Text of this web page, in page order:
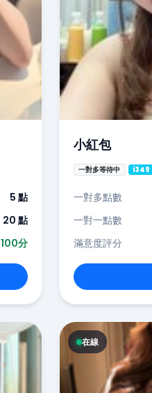
5 點
20 點
100分
小紅包
一對多等待中 i349
一對多點數
一對一點數
滿意度評分
在線